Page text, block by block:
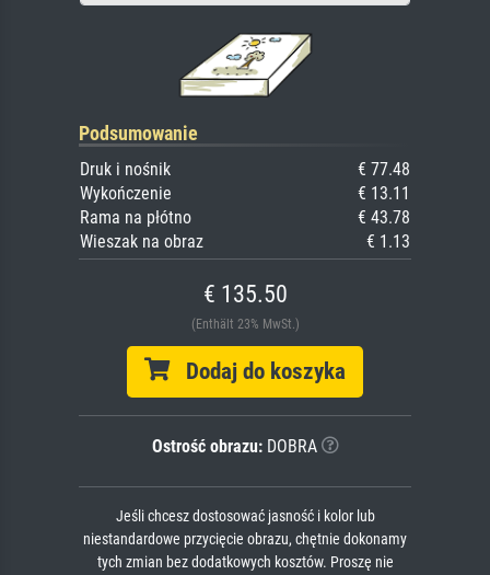
Podsumowanie
Druk i nośnik
€ 77.48
Wykończenie
€ 13.11
Rama na płótno
€ 43.78
Wieszak na obraz
€ 1.13
€ 135.50
(Enthält 23% MwSt.)
Dodaj do koszyka
Ostrość obrazu:DOBRA
Jeśli chcesz dostosować jasność i kolor lub
niestandardowe przycięcie obrazu, chętnie dokonamy
tych zmian bez dodatkowych kosztów. Proszę nie